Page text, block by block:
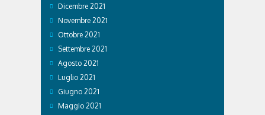
Dicembre 2021
Novembre 2021
Ottobre 2021
Settembre 2021
Agosto 2021
Luglio 2021
Giugno 2021
Maggio 2021